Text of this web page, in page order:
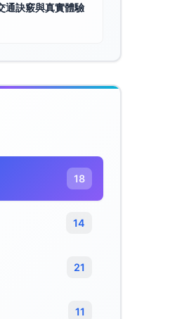
通訣竅與真實體驗
18
14
21
11